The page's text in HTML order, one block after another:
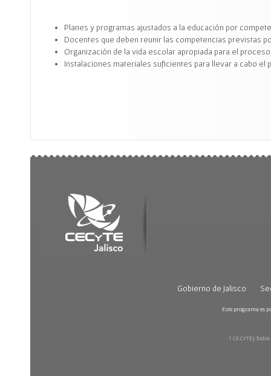
Planes y programas ajustados a la educación por
Docentes que deben reunir las competencias previstas
Organización de la vida escolar apropiada para el
Instalaciones materiales suficientes para llevar a cabo
Gobierno de Jalisco
Este programa es
|